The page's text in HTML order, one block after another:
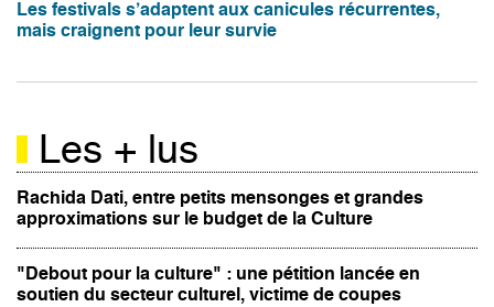
Les festivals s’adaptent aux canicules récurrentes,
mais craignent pour leur survie
Les + lus
Rachida Dati, entre petits mensonges et grandes
approximations sur le budget de la Culture
"Debout pour la culture" : une pétition lancée en
soutien du secteur culturel, victime de coupes